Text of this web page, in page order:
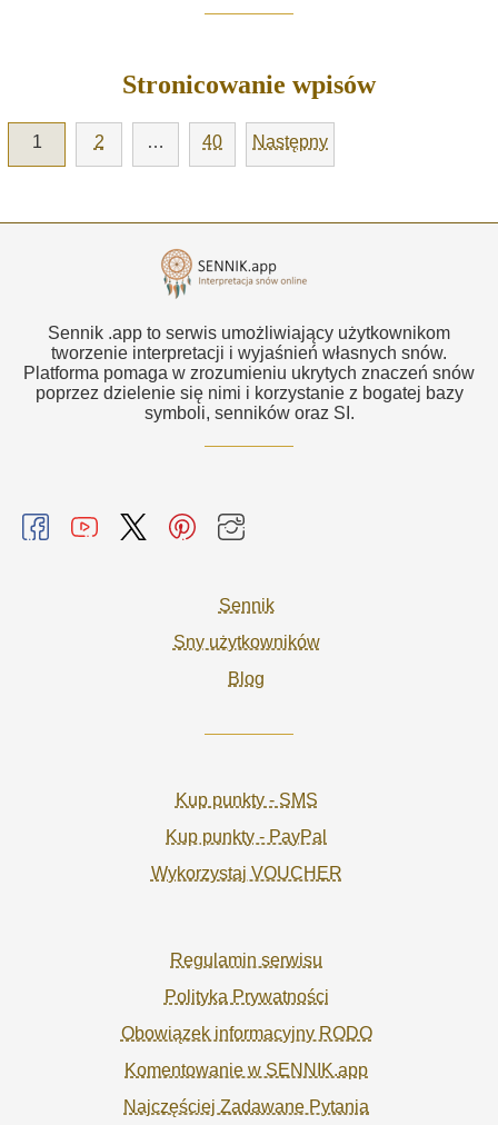
Stronicowanie wpisów
1 2 … 40 Następny
Sennik .app to serwis umożliwiający użytkownikom
tworzenie interpretacji i wyjaśnień własnych snów.
Platforma pomaga w zrozumieniu ukrytych znaczeń snów
poprzez dzielenie się nimi i korzystanie z bogatej bazy
symboli, senników oraz SI.
Sennik
Sny użytkowników
Blog
Kup punkty - SMS
Kup punkty - PayPal
Wykorzystaj VOUCHER
Regulamin serwisu
Polityka Prywatności
Obowiązek informacyjny RODO
Komentowanie w SENNIK.app
Najczęściej Zadawane Pytania